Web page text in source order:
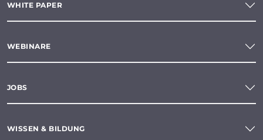
WHITE PAPER
WEBINARE
JOBS
WISSEN & BILDUNG